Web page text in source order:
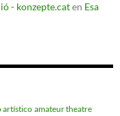
- konzepte.caten Esa
artístico amateur theatre